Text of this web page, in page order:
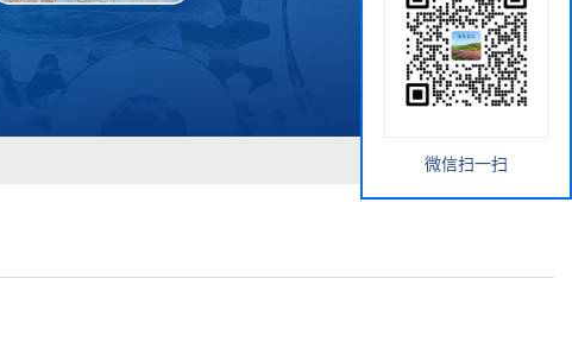
微信扫一扫